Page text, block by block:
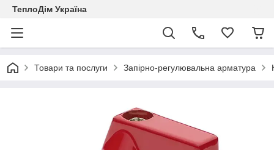
ТеплоДім Україна
Товари та послуги Запірно-регулювальна арматура